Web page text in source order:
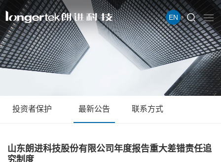
EN
投资者保护 最新公告 联系方式
山东朗进科技股份有限公司年度报告重大差错责任追
究制度